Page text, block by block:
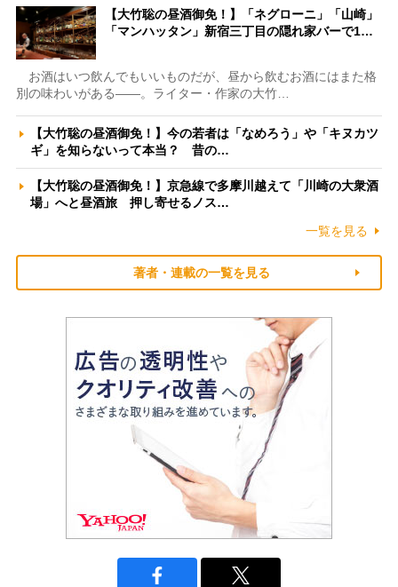
【大竹聡の昼酒御免！】「ネグローニ」「山崎」
「マンハッタン」新宿三丁目の隠れ家バーで1…
お酒はいつ飲んでもいいものだが、昼から飲むお酒にはまた格
別の味わいがある――。ライター・作家の大竹…
【大竹聡の昼酒御免！】今の若者は「なめろう」や「キヌカツ
ギ」を知らないって本当？ 昔の…
【大竹聡の昼酒御免！】京急線で多摩川越えて「川崎の大衆酒
場」へと昼酒旅 押し寄せるノス…
一覧を見る
著者・連載の一覧を見る